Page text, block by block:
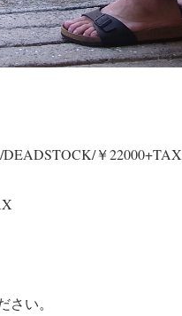
DEADSTOCK/￥22000+TAX
い。